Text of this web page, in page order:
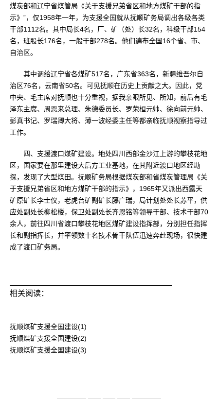
煤炭部和辽宁省煤管局《关于支援兄弟省区和地方煤矿干部的指
示》”，仅1958年一年，为支援全国就从抚顺矿务局调出各级各类
干部1112名。其中局长4名，厂、矿（处）长32名，科级干部154
名，班股长176名，一般干部278名。他们遍布全国16个省、市、
自治区。
其中调给辽宁省各煤矿517名，广东省363名，新疆维吾尔自
治区76名，云南省50名。可见抚顺在历史上贡献之大。因此，党
中央、毛主席对抚顺也十分重视，据我亲眼所见、所知，前后有毛
泽东主席、周恩来总理、朱德委员长、罗荣桓元帅、徐向前元帅、
彭真书记、罗瑞卿大将、薄一波经委主任等都亲临抚顺视察指导过
工作。
四、支援渡口煤矿建设。地处四川西部金沙江上游的攀枝花地
区，国家要在那里建设大后方工业基地，在其附近渡口地区经勘
探，发现了大型煤田。抚顺矿务局根据煤炭部和省煤炭管理局《关
于支援兄弟省区和地方煤矿干部的指示》，1965年又派出西露天
矿原矿长李士仪，老虎台矿副矿长藤广瑞，局计划处处长苏平，供
应处副处长柳松楼，保卫处副处长齐恩铭等领导干部、技术干部70
余人，前往四川省渡口攀枝花地区煤矿建设指挥部，分别担任指挥
长和副指挥长，并率领数十名技术骨干队伍迅速奔赴现场，很快建
成了渡口矿务局。
相关阅读：
抚顺煤矿支援全国建设(1)
抚顺煤矿支援全国建设(2)
抚顺煤矿支援全国建设(3)